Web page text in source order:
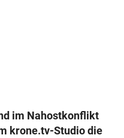
im Nahostkonflikt
krone.tv-Studio die